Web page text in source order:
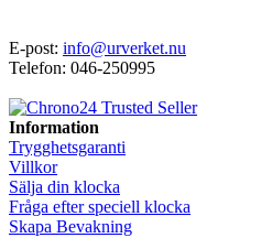
E-post: info@urverket.nu
Telefon: 046-250995
Information
Trygghetsgaranti
Villkor
Sälja din klocka
Fråga efter speciell klocka
Skapa Bevakning